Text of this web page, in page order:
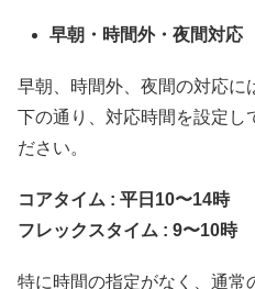
早朝・時間外・夜間対応
早朝、時間外、夜間の対応に
下の通り、対応時間を設定し
ださい。
コアタイム : 平日10〜14時
フレックスタイム : 9〜10時
特に時間の指定がなく、通常